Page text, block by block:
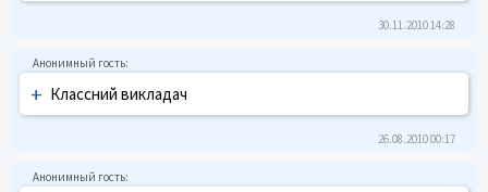
30.11.2010 14:28
+ Классний викладач
26.08.2010 00:17